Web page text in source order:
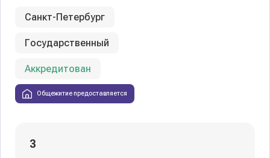
Санкт-Петербург
Государственный
Аккредитован
Общежитие предоставляется
3